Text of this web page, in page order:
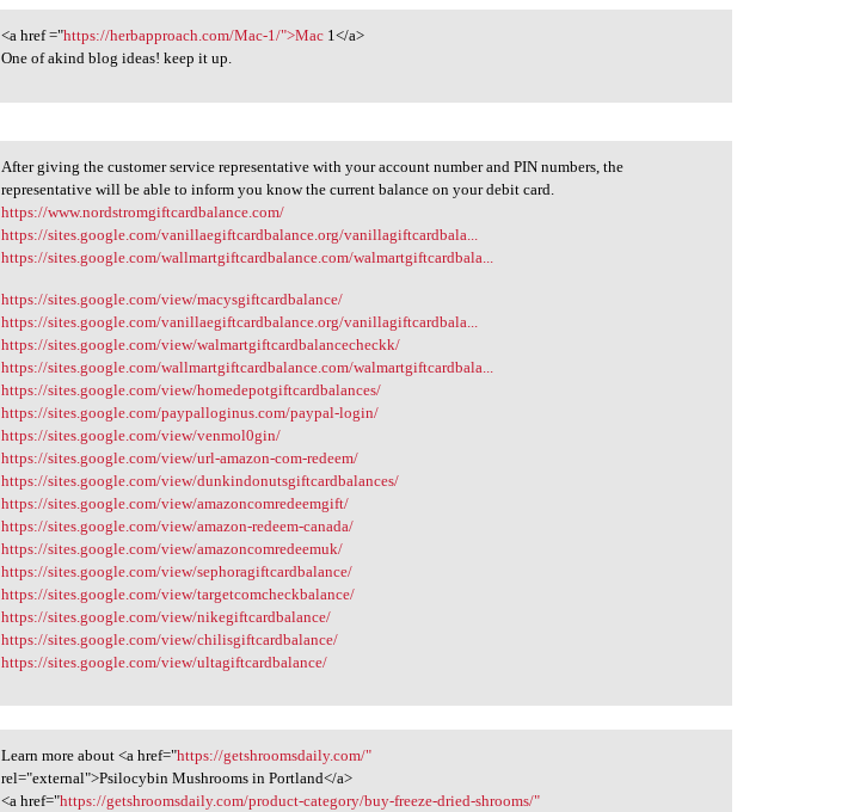
<a href ="https:/
<a href ="https://herbapproach.com/Mac-1/">Mac 1</a>
One of akind blog ideas! keep it up.
After giving the customer
After giving the customer service representative with your account number and PIN numbers, the
representative will be able to inform you know the current balance on your debit card.
https://www.nordstromgiftcardbalance.com/
https://sites.google.com/vanillaegiftcardbalance.org/vanillagiftcardbala...
https://sites.google.com/wallmartgiftcardbalance.com/walmartgiftcardbala...
https://sites.google.com/view/macysgiftcardbalance/
https://sites.google.com/vanillaegiftcardbalance.org/vanillagiftcardbala...
https://sites.google.com/view/walmartgiftcardbalancecheckk/
https://sites.google.com/wallmartgiftcardbalance.com/walmartgiftcardbala...
https://sites.google.com/view/homedepotgiftcardbalances/
https://sites.google.com/paypalloginus.com/paypal-login/
https://sites.google.com/view/venmol0gin/
https://sites.google.com/view/url-amazon-com-redeem/
https://sites.google.com/view/dunkindonutsgiftcardbalances/
https://sites.google.com/view/amazoncomredeemgift/
https://sites.google.com/view/amazon-redeem-canada/
https://sites.google.com/view/amazoncomredeemuk/
https://sites.google.com/view/sephoragiftcardbalance/
https://sites.google.com/view/targetcomcheckbalance/
https://sites.google.com/view/nikegiftcardbalance/
https://sites.google.com/view/chilisgiftcardbalance/
https://sites.google.com/view/ultagiftcardbalance/
Learn more about <a href=
Learn more about <a href="https://getshroomsdaily.com/"
rel="external">Psilocybin Mushrooms in Portland</a>
<a href="https://getshroomsdaily.com/product-category/buy-freeze-dried-shrooms/"